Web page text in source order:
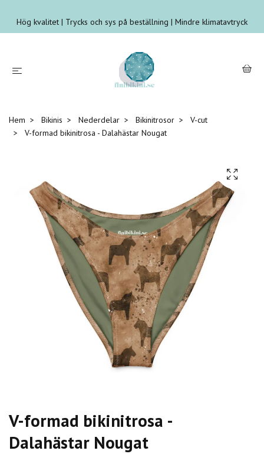
Hög kvalitet | Trycks och sys på beställning | Mindre klimatavtryck
Hem Bikinis Nederdelar Bikinitrosor
V-cut
V-formad bikinitrosa - Dalahästar Nougat
V-formad bikinitrosa -
Dalahästar Nougat